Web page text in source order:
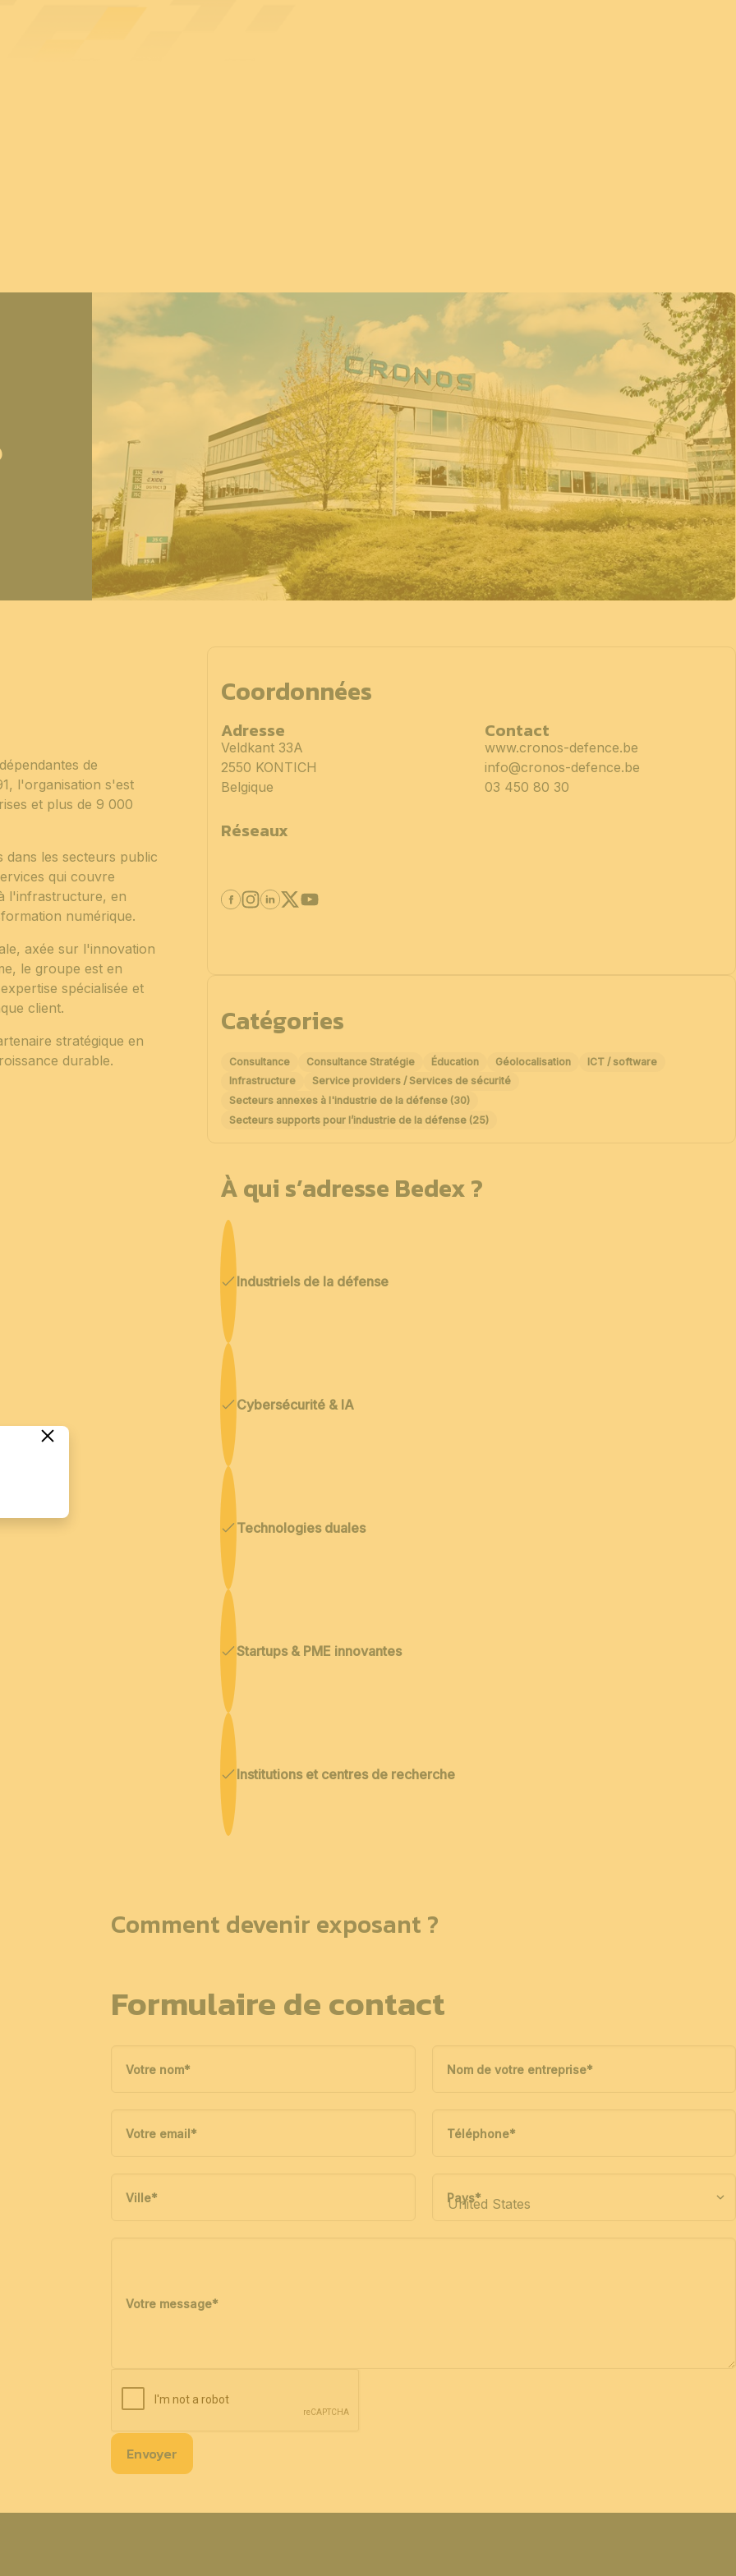
de
l'organisation s'est
et plus de 9 000
les secteurs public
qui couvre
l'infrastructure, en
numérique.
axée sur l'innovation
le groupe est en
spécialisée et
client.
stratégique en
durable.
Coordonnées
Adresse
Veldkant 33A
2550 KONTICH
Belgique
Contact
www.cronos-defence.be
info@cronos-defence.be
03 450 80 30
Réseaux
Catégories
Consultance Consultance Stratégie Éducation Géolocalisation
ICT / software
Infrastructure
Service providers / Services de sécurité
Secteurs annexes à l'industrie de la défense (30)
Secteurs supports pour l’industrie de la défense (25)
À qui s’adresse Bedex ?
Industriels de la défense
Cybersécurité & IA
Technologies duales
Startups & PME innovantes
Institutions et centres de recherche
Comment devenir exposant ?
Formulaire de contact
Votre nom* Nom de votre entreprise*
Votre email* Téléphone*
Ville* Pays*
Votre message*
Envoyer